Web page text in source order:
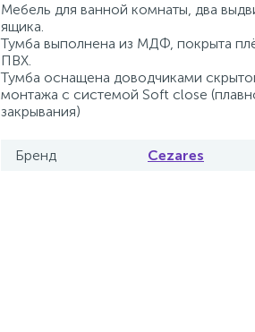
Мебель для ванной комнаты, два
ящика.
Тумба выполнена из МДФ, покрыта
ПВХ.
Тумба оснащена доводчиками
монтажа с системой Soft close
закрывания)
Бренд Cezares